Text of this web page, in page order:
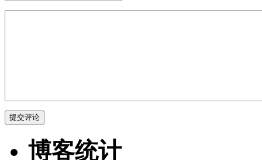
博客统计